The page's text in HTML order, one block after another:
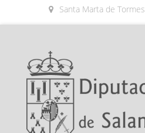
Santa Marta de Tormes